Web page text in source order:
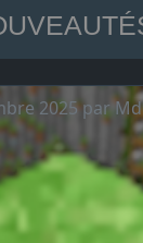
2025 par